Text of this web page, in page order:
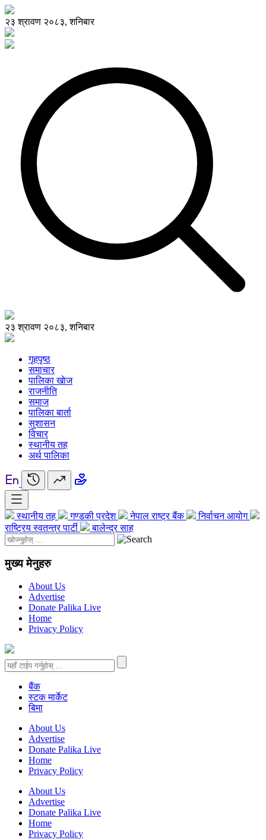
२३ श्रावण २०८३, शनिबार
२३ श्रावण २०८३, शनिबार
गृहपृष्ठ
समाचार
पालिका खाेज
राजनीति
समाज
पालिका बार्ता
सुशासन
विचार
स्थानीय तह
अर्थ पालिका
स्थानीय तह गण्डकी प्रदेश नेपाल राष्ट्र बैंक
निर्वाचन आयोग
राष्ट्रिय स्वतन्त्र पार्टी
बालेन्द्र साह
मुख्य मेनुहरु
About Us
Advertise
Donate Palika Live
Home
Privacy Policy
बैंक
स्टक मार्केट
बिमा
About Us
Advertise
Donate Palika Live
Home
Privacy Policy
About Us
Advertise
Donate Palika Live
Home
Privacy Policy